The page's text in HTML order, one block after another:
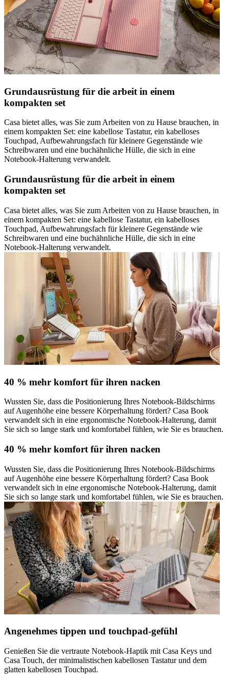
Grundausrüstung für die arbeit in einem
kompakten set
Casa bietet alles, was Sie zum Arbeiten von zu Hause brauchen, in
einem kompakten Set: eine kabellose Tastatur, ein kabelloses
Touchpad, Aufbewahrungsfach für kleinere Gegenstände wie
Schreibwaren und eine buchähnliche Hülle, die sich in eine
Notebook-Halterung verwandelt.
Grundausrüstung für die arbeit in einem
kompakten set
Casa bietet alles, was Sie zum Arbeiten von zu Hause brauchen, in
einem kompakten Set: eine kabellose Tastatur, ein kabelloses
Touchpad, Aufbewahrungsfach für kleinere Gegenstände wie
Schreibwaren und eine buchähnliche Hülle, die sich in eine
Notebook-Halterung verwandelt.
40 % mehr komfort für ihren nacken
Wussten Sie, dass die Positionierung Ihres Notebook-Bildschirms
auf Augenhöhe eine bessere Körperhaltung fördert? Casa Book
verwandelt sich in eine ergonomische Notebook-Halterung, damit
Sie sich so lange stark und komfortabel fühlen, wie Sie es brauchen.
40 % mehr komfort für ihren nacken
Wussten Sie, dass die Positionierung Ihres Notebook-Bildschirms
auf Augenhöhe eine bessere Körperhaltung fördert? Casa Book
verwandelt sich in eine ergonomische Notebook-Halterung, damit
Sie sich so lange stark und komfortabel fühlen, wie Sie es brauchen.
Angenehmes tippen und touchpad-gefühl
Genießen Sie die vertraute Notebook-Haptik mit Casa Keys und
Casa Touch, der minimalistischen kabellosen Tastatur und dem
glatten kabellosen Touchpad.